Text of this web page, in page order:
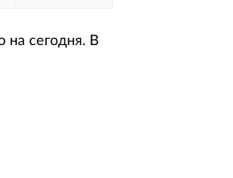
на сегодня. В